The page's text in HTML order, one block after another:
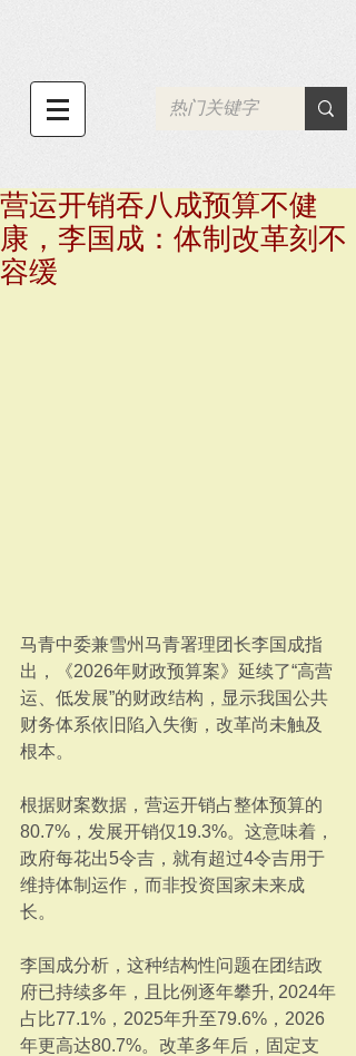
营运开销吞八成预算不健
康，李国成：体制改革刻不
容缓
马青中委兼雪州马青署理团长李国成指
出，《2026年财政预算案》延续了“高营
运、低发展”的财政结构，显示我国公共
财务体系依旧陷入失衡，改革尚未触及
根本。
根据财案数据，营运开销占整体预算的
80.7%，发展开销仅19.3%。这意味着，
政府每花出5令吉，就有超过4令吉用于
维持体制运作，而非投资国家未来成
长。
李国成分析，这种结构性问题在团结政
府已持续多年，且比例逐年攀升, 2024年
占比77.1%，2025年升至79.6%，2026
年更高达80.7%。改革多年后，固定支